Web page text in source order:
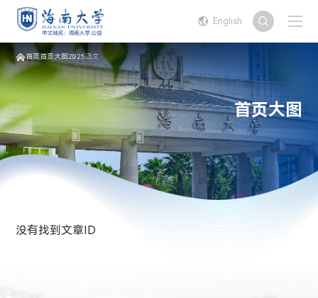
English
首页首页大图2025正文
首页大图
没有找到文章ID